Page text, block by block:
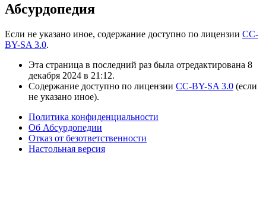
Абсурдопедия
Если не указано иное, содержание доступно по лицензии CC-
BY-SA 3.0.
Эта страница в последний раз была отредактирована 8
декабря 2024 в 21:12.
Содержание доступно по лицензии CC-BY-SA 3.0 (если
не указано иное).
Политика конфиденциальности
Об Абсурдопедии
Отказ от безответственности
Настольная версия